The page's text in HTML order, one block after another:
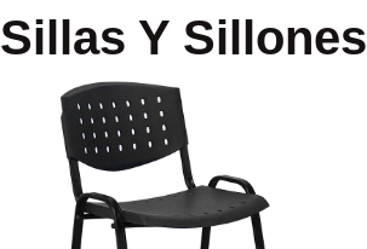
Sillas Y Sillones